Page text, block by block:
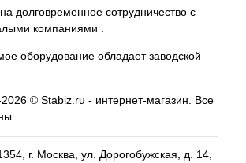
долговременное сотрудничество с
компаниями .
оборудование обладает заводской
© Stabiz.ru - интернет-магазин. Все
г. Москва , ул. Дорогобужская, д. 14,